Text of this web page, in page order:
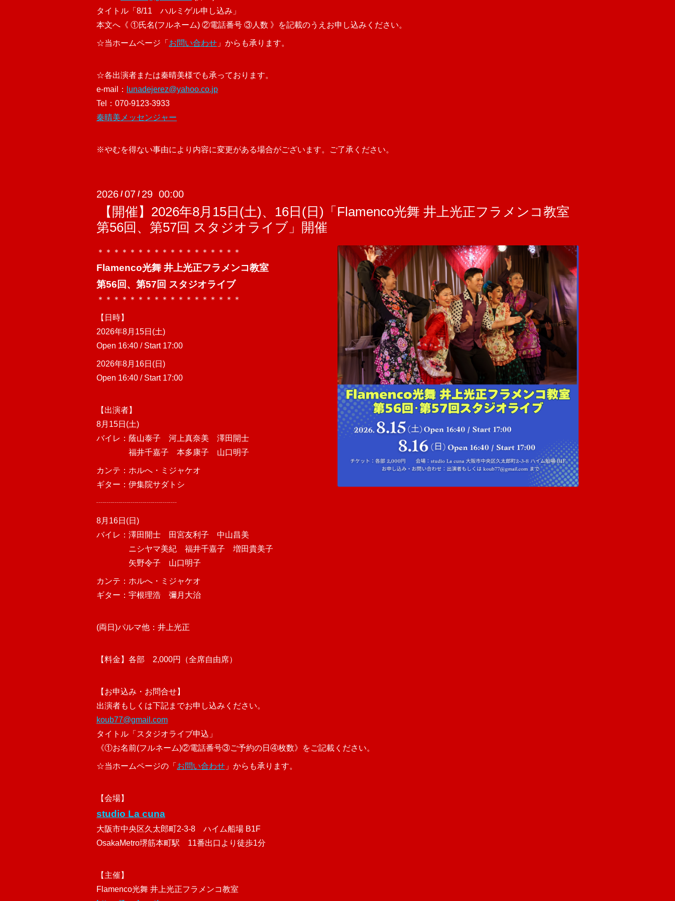
タイトル「8/11 ハルミゲル申し込み」
本文へ《 ①氏名(フルネーム) ②電話番号 ③人数 》を記載のうえお申し込みください。
☆当ホームページ「 お問い合わせ 」からも承ります。
☆各出演者または秦晴美様でも承っております。
e-mail：
lunadejerez@yahoo.co.jp
Tel：070-9123-3933
秦晴美メッセンジャー
※やむを得ない事由により内容に変更がある場合がございます。ご了承ください。
2026 /07 / 29 00:00
【開催】2026年8月15日(土)、16日(日)「Flamenco光舞 井上光正フラメンコ教室
第56回、第57回 スタジオライブ」開催
＊＊＊＊＊＊＊＊＊＊＊＊＊＊＊＊＊＊
Flamenco光舞 井上光正フラメンコ教室
第56回、第57回 スタジオライブ
＊＊＊＊＊＊＊＊＊＊＊＊＊＊＊＊＊＊
【日時】
2026年8月15日(土)
Open 16:40 / Start 17:00
2026年8月16日(日)
Open 16:40 / Start 17:00
【出演者】
8月15日(土)
バイレ：蔭山泰子 河上真奈美 澤田開士
福井千嘉子 本多康子 山口明子
カンテ：ホルへ・ミジャケオ
ギター：伊集院サダトシ
┈┈┈┈┈┈┈┈┈┈
8月16日(日)
バイレ：澤田開士 田宮友利子 中山昌美
ニシヤマ美紀 福井千嘉子 増田貴美子
矢野令子 山口明子
カンテ：ホルへ・ミジャケオ
ギター：宇根理浩 彌月大治
(両日)パルマ他：井上光正
【料金】各部 2,000円（全席自由席）
【お申込み・お問合せ】
出演者もしくは下記までお申し込みください。
koub77@gmail.com
タイトル「スタジオライブ申込」
《①お名前(フルネーム)②電話番号③ご予約の日④枚数》をご記載ください。
☆当ホームページの「 お問い合わせ 」からも承ります。
【会場】
studio La cuna
大阪市中央区久太郎町2-3-8 ハイム船場 B1F
OsakaMetro堺筋本町駅 11番出口より徒歩1分
【主催】
Flamenco光舞 井上光正フラメンコ教室